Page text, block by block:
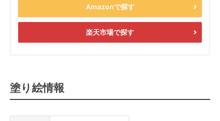
Amazonで探す
楽天市場で探す
塗り絵情報